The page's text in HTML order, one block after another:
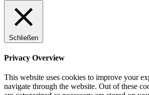
Schließen
Privacy Overview
This website uses cookies to improve your
navigate through the website. Out of these